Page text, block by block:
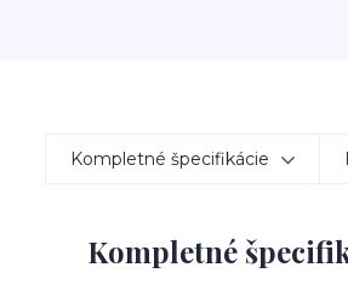
Kompletné špecifikácie
Kompletné